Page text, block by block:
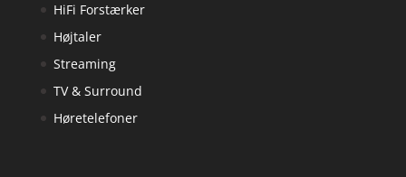
HiFi Forstærker
Højtaler
Streaming
TV & Surround
Høretelefoner